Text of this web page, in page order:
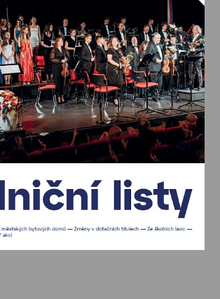
Vysočinka
17. 7. 2026
Ozvěny prázdnin
14. 7. 2026
Za kulturou kousek za Humpolec. V Želivě ožije
13. 7. 2026
Varhanní recitál Michala Novenka v Klášteře
Želiv